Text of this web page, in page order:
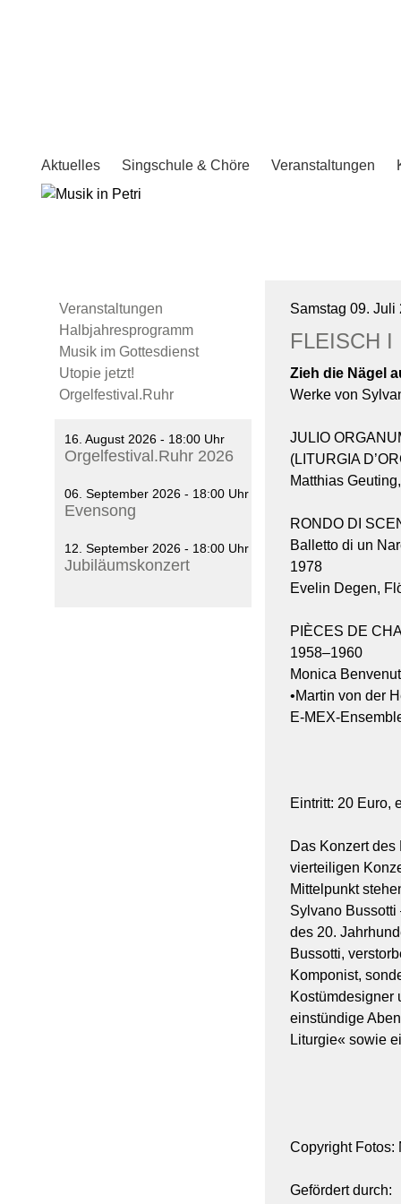
Aktuelles Singschule & Chöre Veranstaltungen
Veranstaltungen
Halbjahresprogramm
Musik im Gottesdienst
Utopie jetzt!
Orgelfestival.Ruhr
16. August 2026 - 18:00 Uhr
Orgelfestival.Ruhr 2026
06. September 2026 - 18:00 Uhr
Evensong
12. September 2026 - 18:00 Uhr
Jubiläumskonzert
Samstag 09. Juli
FLEISCH I
Zieh die Nägel
Werke von
JULIO
(LITURGIA
Matthias
RONDO DI
Balletto di un
1978
Evelin Degen,
PIÈCES DE
1958–1960
Monica
•Martin von der
E-MEX-
Eintritt: 20 Euro,
Das Konzert
vierteiligen
Mittelpunkt
Sylvano
des 20.
Bussotti,
Komponist,
Kostümdesigner
einstündige
Liturgie« sowie
Copyright Fotos:
Gefördert durch: